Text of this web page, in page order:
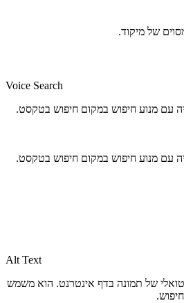
של מיקוד.
Voice Search
עם מנוע חיפוש במקום חיפוש בטקסט.
עם מנוע חיפוש במקום חיפוש בטקסט.
Alt Text
של תמונה בדף אינטרנט. הוא משמש